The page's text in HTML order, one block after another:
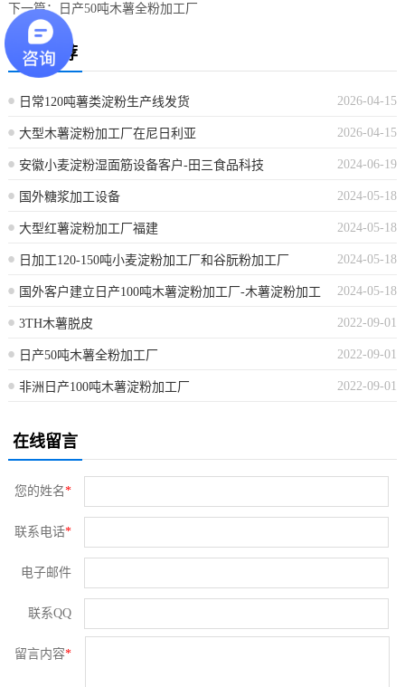
下一篇：
日产50吨木薯全粉加工厂
相关推荐
2026-04-15
日常120吨薯类淀粉生产线发货
2026-04-15
大型木薯淀粉加工厂在尼日利亚
2024-06-19
安徽小麦淀粉湿面筋设备客户-田三食品科技
2024-05-18
国外糖浆加工设备
2024-05-18
大型红薯淀粉加工厂福建
2024-05-18
日加工120-150吨小麦淀粉加工厂和谷朊粉加工厂
2024-05-18
国外客户建立日产100吨木薯淀粉加工厂-木薯淀粉加工
设备工厂 2022-09-01
3TH木薯脱皮
2022-09-01
日产50吨木薯全粉加工厂
2022-09-01
非洲日产100吨木薯淀粉加工厂
在线留言
您的姓名*
联系电话*
电子邮件
联系QQ
留言内容*